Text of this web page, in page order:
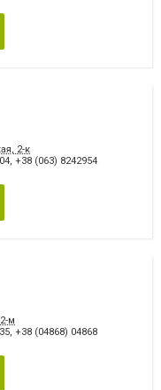
2-к
, +38 (063) 8242954
м
, +38 (04868) 04868